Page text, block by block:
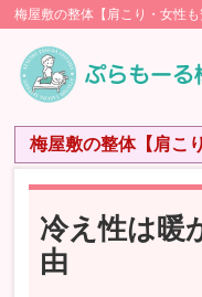
梅屋敷の整体【肩こり・女性
梅屋敷の整体【肩こ
冷え性は暖
由